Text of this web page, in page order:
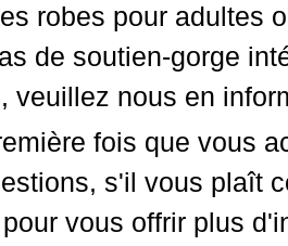
robes pour adultes
de soutien-gorge
veuillez nous en
fois que vous
s'il vous plaît
vous offrir plus